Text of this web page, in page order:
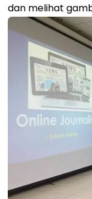
dan melihat